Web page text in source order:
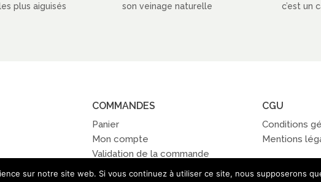
plus aiguisés
son veinage naturelle
c’est un
COMMANDES
Panier
Mon compte
Validation de la commande
CGU
Conditions
Mentions
sur notre site web. Si vous continuez à utiliser ce site, nous supposerons